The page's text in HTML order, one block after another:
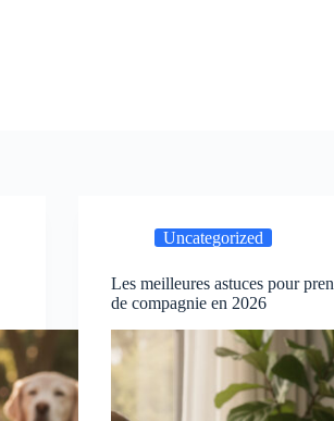
Uncategorized
Les meilleures astuces pour
de compagnie en 2026